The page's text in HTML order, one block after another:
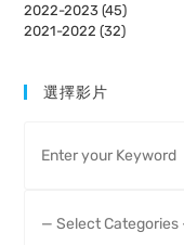
2022-2023 (45)
2021-2022 (32)
選擇影片